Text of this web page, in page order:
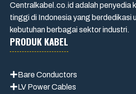
Centralkabel.co.id adalah penyedia
tinggi di Indonesia yang berdedikasi
kebutuhan berbagai sektor industri.
PRODUK KABEL
Bare Conductors
LV Power Cables